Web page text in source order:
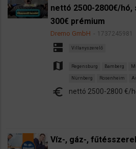
nettó 2500-2800€/
300€ prémium
Dremo GmbH 1737245981
dns Villanyszerelő
map Regensburg Bamberg
Nürnberg Rosenheim
euro nettó 2500-2800 €/
Víz-, gáz-,